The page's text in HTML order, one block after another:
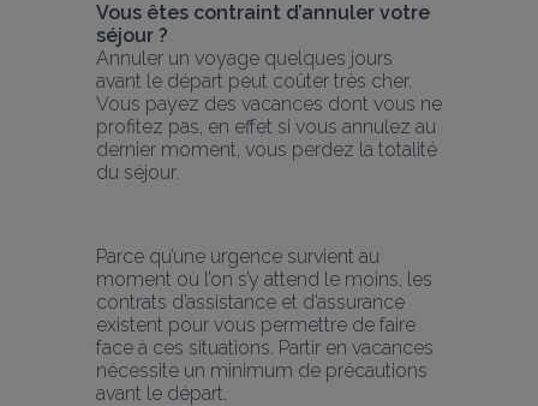
Vous êtes contraint d’annuler votre
séjour ?
Annuler un voyage quelques jours
avant le départ peut coûter très cher.
Vous payez des vacances dont vous ne
profitez pas, en effet si vous annulez au
dernier moment, vous perdez la totalité
du séjour.
Parce qu’une urgence survient au
moment où l’on s’y attend le moins, les
contrats d’assistance et d’assurance
existent pour vous permettre de faire
face à ces situations. Partir en vacances
nécessite un minimum de précautions
avant le départ.